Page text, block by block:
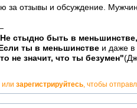
за отзывы и обсуждение.
стыдно быть в
Если ты в меньшинстве и даже в
не значит, что ты безумен"
или зарегистрируйтесь, чтобы